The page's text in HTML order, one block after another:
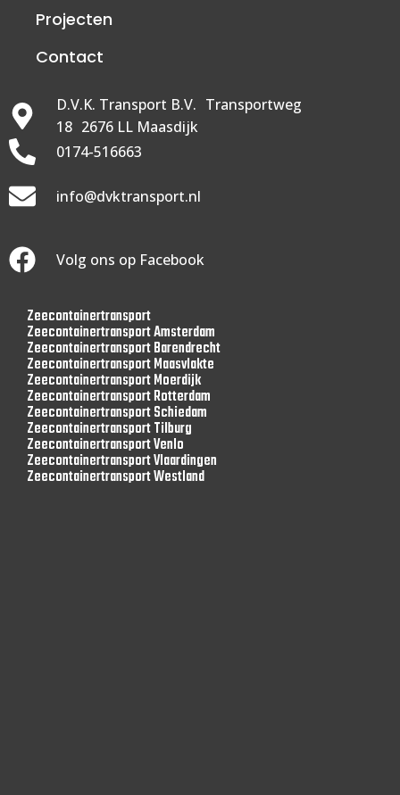
Projecten
Contact
D.V.K. Transport B.V. Transportweg
18 2676 LL Maasdijk
0174-516663
info@dvktransport.nl
Volg ons op Facebook
Zeecontainertransport
Zeecontainertransport Amsterdam
Zeecontainertransport Barendrecht
Zeecontainertransport Maasvlakte
Zeecontainertransport Moerdijk
Zeecontainertransport Rotterdam
Zeecontainertransport Schiedam
Zeecontainertransport Tilburg
Zeecontainertransport Venlo
Zeecontainertransport Vlaardingen
Zeecontainertransport Westland